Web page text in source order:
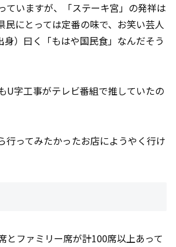
ていますが、「ステーキ宮」の発祥は
民にとっては定番の味で、お笑い芸人
身）曰く「もはや国民食」なんだそう
U字工事がテレビ番組で推していたの
行ってみたかったお店にようやく行け
とファミリー席が計100席以上あって